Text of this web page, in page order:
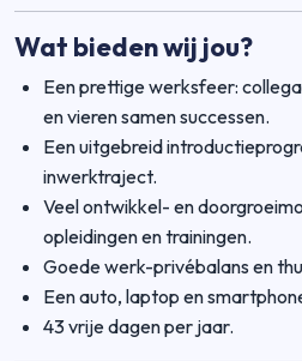
Wat bieden wij jou?
Een prettige werksfeer:
en vieren samen successen.
Een uitgebreid
inwerktraject.
Veel ontwikkel- en
opleidingen en trainingen.
Goede werk-privébalans en
Een auto, laptop en
43 vrije dagen per jaar.